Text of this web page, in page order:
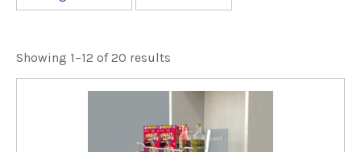
Showing 1–12 of 20 results